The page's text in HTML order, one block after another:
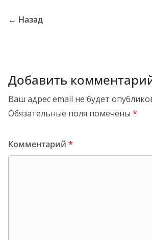
← Назад
Добавить
Ваш адрес email не будет
Обязательные поля помечены *
Комментарий *